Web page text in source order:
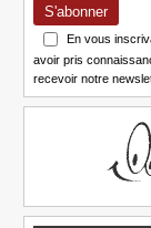
S'abonner
En vous
avoir pris
recevoir notre